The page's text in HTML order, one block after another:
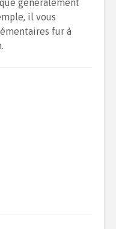
généralement
il vous
fur à